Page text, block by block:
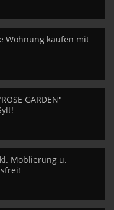
Wohnung kaufen mit
GARDEN"
Möblierung u.